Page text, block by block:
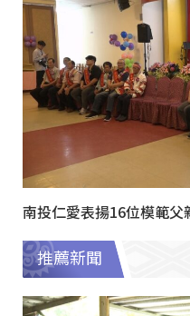
南投仁愛表揚16位模範父
推薦新聞